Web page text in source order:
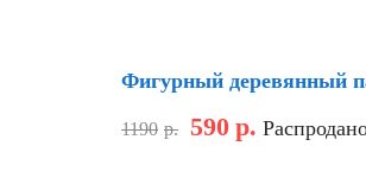
Фигурный деревянный
1190 р. 590 р.